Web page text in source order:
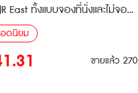
Kinugawa *ใช้ได้เฉพาะเมื่อขบวน
นสุดที่สถานี JR เท่านั้น *ไม่
านี Asakusa 🚄 รถไฟ
ายรถไฟอื่น ๆ (Local & Others)
East ทั้งแบบจองที่นั่งและไม่จอง
Local, Rapid, Limited Express,
ได้ไม่จำกัดเที่ยวภายใน 3 วัน
ดนิยม
ขายแล้ว 270